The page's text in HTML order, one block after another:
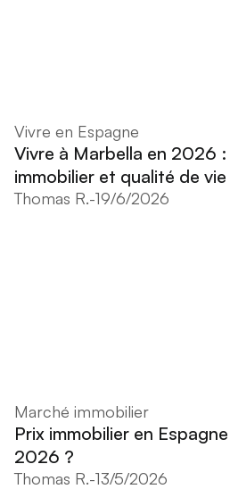
Vivre en Espagne
Vivre à Marbella en 2026
immobilier et qualité de vie
Thomas R.-19/6/2026
Marché immobilier
Prix immobilier en
2026 ?
Thomas R.-13/5/2026